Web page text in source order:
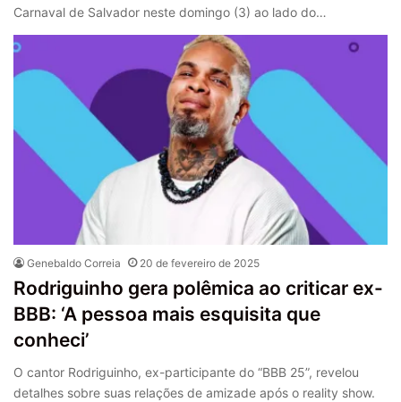
Carnaval de Salvador neste domingo (3) ao lado do…
Genebaldo Correia 20 de fevereiro de 2025
Rodriguinho gera polêmica ao criticar ex-
BBB: ‘A pessoa mais esquisita que
conheci’
O cantor Rodriguinho, ex-participante do “BBB 25”, revelou
detalhes sobre suas relações de amizade após o reality show.